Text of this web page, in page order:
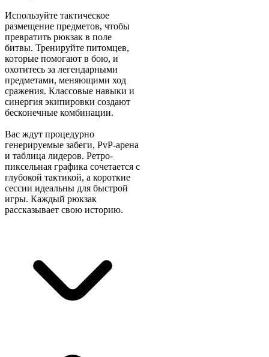
Используйте тактическое
размещение предметов, чтобы
превратить рюкзак в поле
битвы. Тренируйте питомцев,
которые помогают в бою, и
охотитесь за легендарными
предметами, меняющими ход
сражения. Классовые навыки и
синергия экипировки создают
бесконечные комбинации.
Вас ждут процедурно
генерируемые забеги, PvP-арена
и таблица лидеров. Ретро-
пиксельная графика сочетается с
глубокой тактикой, а короткие
сессии идеальны для быстрой
игры. Каждый рюкзак
рассказывает свою историю.